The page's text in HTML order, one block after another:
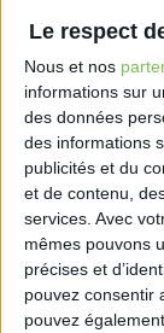
Le respect
Nous et nos
informations sur
des données
des informations
publicités et du
et de contenu,
services. Avec
mêmes pouvons
précises et
pouvez consentir
pouvez
Ce
comptes, les
auditeurs de
vérifier le
européenne
depuis le 1er